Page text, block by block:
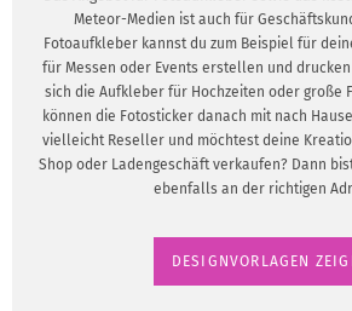
Meteor-Medien ist auch für
Fotoaufkleber kannst du zum Beispiel für
für Messen oder Events erstellen und
sich die Aufkleber für Hochzeiten oder große
können die Fotosticker danach mit nach
vielleicht Reseller und möchtest deine
Shop oder Ladengeschäft verkaufen? Dann
ebenfalls an der richtigen
DESIGNVORLAGEN